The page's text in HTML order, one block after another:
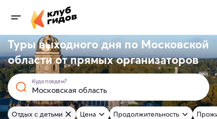
Туры выходного дня по Московской
области отпрямыхорганизаторов
Куда поедем?
Отдых с детьми Цена Продолжительность